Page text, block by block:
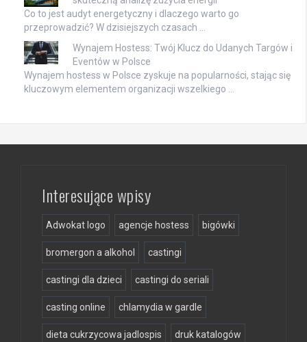
Co to jest audyt energetyczny i dlaczego warto go
przeprowadzić? W dzisiejszych czasach …
Wynajem Hostess: Twój Klucz do Udanych Targów i
Eventów w Polsce
Wynajem hostess w Polsce zyskuje na popularności, stając się
kluczowym elementem organizacji wszelkiego …
Interesujące wpisy
Adwokat logo agencje hostess bigówki
bromergon a alkohol castingi
castingi dla dzieci castingi do seriali
casting online chlamydia w gardle
dieta cukrzycowa jadlospis druk katalogów